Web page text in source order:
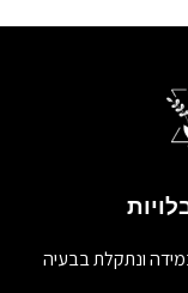
ונתקלת בבעיה